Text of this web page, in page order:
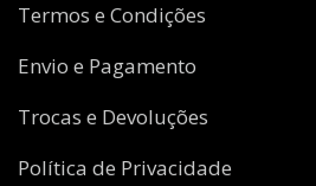
Termos e Condições
Envio e Pagamento
Trocas e Devoluções
Política de Privacidade